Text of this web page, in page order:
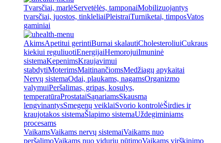
Tvarsčiai, marlėServetėlės, tamponaiMobilizuojantys
tvarsčiai, juostos, tinkleliaiPleistraiTurniketai, timposVatos
gaminiai
AkimsApetitui gerintiBurnai skalautiCholesteroliuiCukraus
kiekiui reguliuotiEnergijaiHemorojuiImuninė
sistemaKepenimsKraujavimui
stabdytiMoterimsMaitinančiomsMedžiagų apykaitai
Nervų sistemaOdai, plaukams, nagamsOrganizmo
valymuiPeršalimas, gripas, kosulys,
temperatūraProstataiSąnariamsSkausmą
lengvinantysSmegenų veiklaiSvorio kontrolėŠirdies ir
kraujotakos sistemaŠlapimo sistemaUždegiminiams
procesams
VaikamsVaikams nervų sistemaiVaikams nuo
peršalimoVaikams nuo vidurių pūtimoVaikams virškinimo